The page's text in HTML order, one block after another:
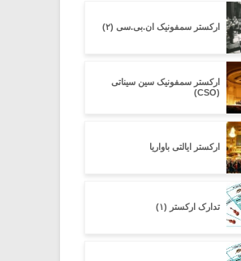
ارکستر سمفونیک ان.بی.سی (۲)
ارکستر سمفونیک سین سیناتی
(CSO)
ارکستر ایالتی باواریا
تدارک ارکستر (۱)